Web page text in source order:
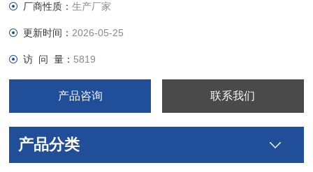
厂商性质：生产厂家
更新时间： 2026-05-25
访 问 量： 5819
产品咨询 联系我们
产品分类